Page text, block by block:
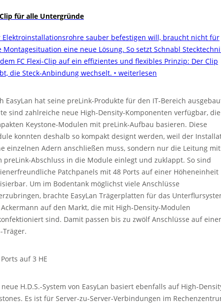
für alle Untergründe
Elektroinstallationsrohre sauber befestigen will, braucht nicht für
Montagesituation eine neue Lösung. So setzt Schnabl
FC Flexi-Clip auf ein effizientes und flexibles Prinzip: Der Clip
die Steck-Anbindung wechselt. ‣ weiterlesen
EasyLan hat seine preLink-Produkte für den IT-Bereich
sind zahlreiche neue High-Density-Komponenten verfügbar,
Keystone-Modulen mit preLink-Aufbau basieren. Diese
konnten deshalb so kompakt designt werden, weil der
einzelnen Adern anschließen muss, sondern nur die Leitung mit
preLink-Abschluss in die Module einlegt und zuklappt. So sind
Patchpanels mit 48 Ports auf einer Höheneinheit
Um im Bodentank möglichst viele Anschlüsse
brachte EasyLan Trägerplatten für das
auf den Markt, die mit High-Density-Modulen
sind. Damit passen bis zu zwölf Anschlüsse auf
Träger.
auf 3 HE
neue H.D.S.-System von EasyLan basiert ebenfalls auf High-
Es ist für Server-zu-Server-Verbindungen im